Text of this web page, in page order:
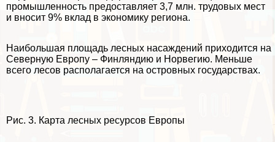
промышленность предоставляет 3,7 млн. трудовых мест
и вносит 9% вклад в экономику региона.
Наибольшая площадь лесных насаждений приходится на
Северную Европу – Финляндию и Норвегию. Меньше
всего лесов располагается на островных государствах.
Рис. 3. Карта лесных ресурсов Европы